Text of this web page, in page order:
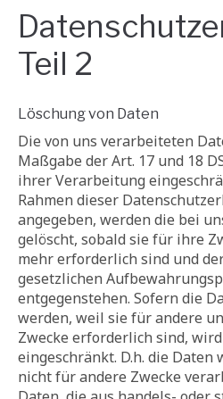
Teil 2
Löschung von Daten
Die von uns verarbeiteten
Maßgabe der Art. 17 und 18
ihrer Verarbeitung
Rahmen dieser
angegeben, werden die bei
gelöscht, sobald sie für ihre
mehr erforderlich sind und
gesetzlichen
entgegenstehen. Sofern die
werden, weil sie für andere
Zwecke erforderlich sind,
eingeschränkt. D.h. die Daten
nicht für andere Zwecke